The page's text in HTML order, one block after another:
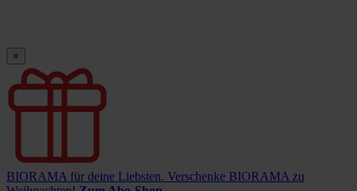
×
BIORAMA für deine Liebsten. Verschenke BIORAMA zu